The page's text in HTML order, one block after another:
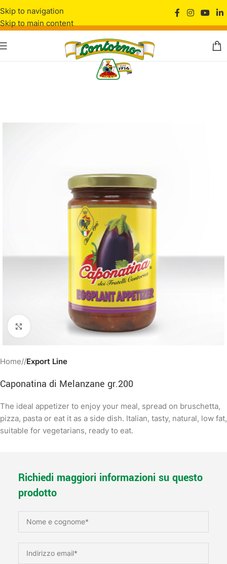
Skip to navigation
Skip to main content
Clicca per ingrandire
Home/ Export Line
Caponatina di Melanzane gr.200
The ideal appetizer to enjoy your meal, spread on bruschetta,
pizza, pasta or eat it as a side dish. Italian, tasty, natural, low fat,
suitable for vegetarians, ready to eat.
Richiedi maggiori informazioni su questo
prodotto